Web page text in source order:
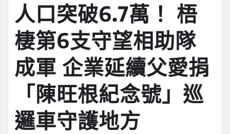
人口突破6.7萬！ 梧
棲第6支守望相助隊
成軍 企業延續父愛捐
「陳旺根紀念號」巡
邏車守護地方